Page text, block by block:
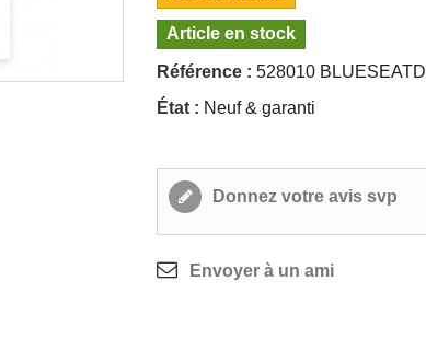
Article en stock
Référence : 528010 BLUESEATD
État : Neuf & garanti
Donnez votre avis svp
Envoyer à un ami